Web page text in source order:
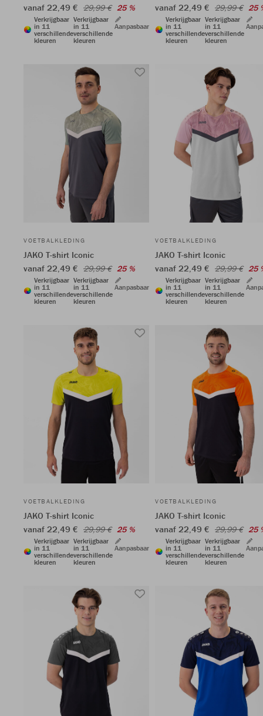
vanaf 22,49 € 29,99 € 25 %
Verkrijgbaar
in 11
verschillende
kleuren
Verkrijgbaar
in 11
verschillende
kleuren
Aanpasbaar
vanaf 22,49 € 29,99 € 25
Verkrijgbaar
in 11
verschillende
kleuren
Verkrijgbaar
in 11
verschillende
kleuren
VOETBALKLEDING
JAKO T-shirt Iconic
vanaf 22,49 € 29,99 € 25 %
Verkrijgbaar
in 11
verschillende
kleuren
Verkrijgbaar
in 11
verschillende
kleuren
Aanpasbaar
VOETBALKLEDING
JAKO T-shirt Iconic
vanaf 22,49 € 29,99 € 25
Verkrijgbaar
in 11
verschillende
kleuren
Verkrijgbaar
in 11
verschillende
kleuren
VOETBALKLEDING
JAKO T-shirt Iconic
vanaf 22,49 € 29,99 € 25 %
Verkrijgbaar
in 11
verschillende
kleuren
Verkrijgbaar
in 11
verschillende
kleuren
Aanpasbaar
VOETBALKLEDING
JAKO T-shirt Iconic
vanaf 22,49 € 29,99 € 25
Verkrijgbaar
in 11
verschillende
kleuren
Verkrijgbaar
in 11
verschillende
kleuren